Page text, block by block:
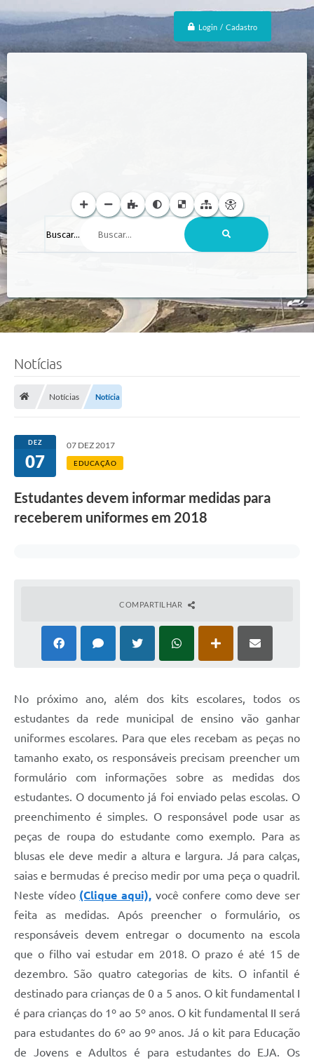
Login / Cadastro
Buscar...
Notícias
Notícias Notícia
DEZ
07
07 DEZ 2017
EDUCAÇÃO
Estudantes devem informar medidas para
receberem uniformes em 2018
COMPARTILHAR
No próximo ano, além dos kits escolares, todos os
estudantes da rede municipal de ensino vão ganhar
uniformes escolares. Para que eles recebam as peças no
tamanho exato, os responsáveis precisam preencher um
formulário com informações sobre as medidas dos
estudantes. O documento já foi enviado pelas escolas. O
preenchimento é simples. O responsável pode usar as
peças de roupa do estudante como exemplo. Para as
blusas ele deve medir a altura e largura. Já para calças,
saias e bermudas é preciso medir por uma peça o quadril.
Neste vídeo (Clique aqui),você confere como deve ser
feita as medidas. Após preencher o formulário, os
responsáveis devem entregar o documento na escola
que o filho vai estudar em 2018. O prazo é até 15 de
dezembro. São quatro categorias de kits. O infantil é
destinado para crianças de 0 a 5 anos. O kit fundamental I
é para crianças do 1º ao 5º anos. O kit fundamental II será
para estudantes do 6º ao 9º anos. Já o kit para Educação
de Jovens e Adultos é para estudantes do EJA. Os